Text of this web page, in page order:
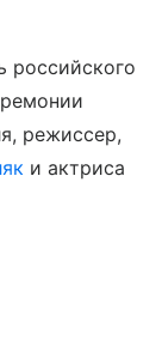
российского
режиссер,
и актриса